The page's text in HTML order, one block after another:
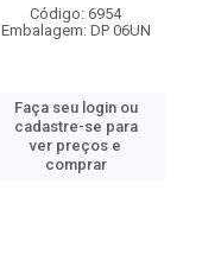
Código: 6954
Embalagem: DP 06UN
Faça seu login ou
cadastre-se para
ver preços e
comprar